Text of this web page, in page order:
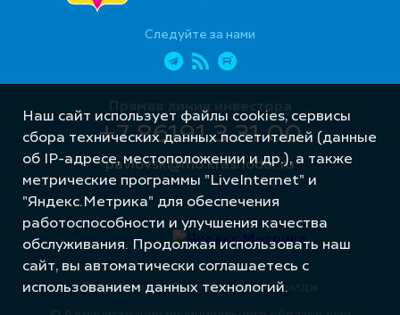
Следуйте за нами
Прямая линия инвестора
+7 86191 3 31 00
pavlovsk@mo.krasnodar.ru
Разработка сайта – Интернет-Имидж
Наш сайт использует файлы cookies, сервисы
сбора технических данных посетителей (данные
об IP-адресе, местоположении и др.), а также
метрические программы "LiveInternet" и
"Яндекс.Метрика" для обеспечения
работоспособности и улучшения качества
обслуживания. Продолжая использовать наш
сайт, вы автоматически соглашаетесь с
использованием данных технологий.